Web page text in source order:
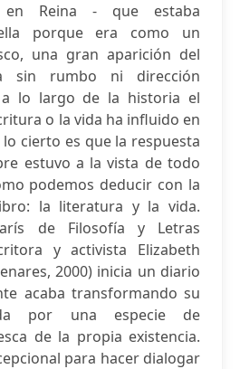
en Reina - que estaba
porque era como un
una gran aparición del
sin rumbo ni dirección
a lo largo de la historia el
o la vida ha influido en
cierto es que la respuesta
estuvo a la vista de todo
podemos deducir con la
la literatura y la vida.
de Filosofía y Letras
y activista Elizabeth
2000) inicia un diario
acaba transformando su
por una especie de
de la propia existencia.
para hacer dialogar